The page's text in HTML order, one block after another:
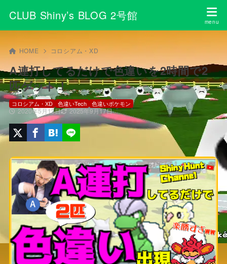
CLUB Shiny’s BLOG 2号館
HOME コロシアム・XD
A連打してるだけで色違いを2時間で2
匹ゲット！
2020年5月13日 2025年9月17日
コロシアム・XD 色違いTech 色違いポケモン